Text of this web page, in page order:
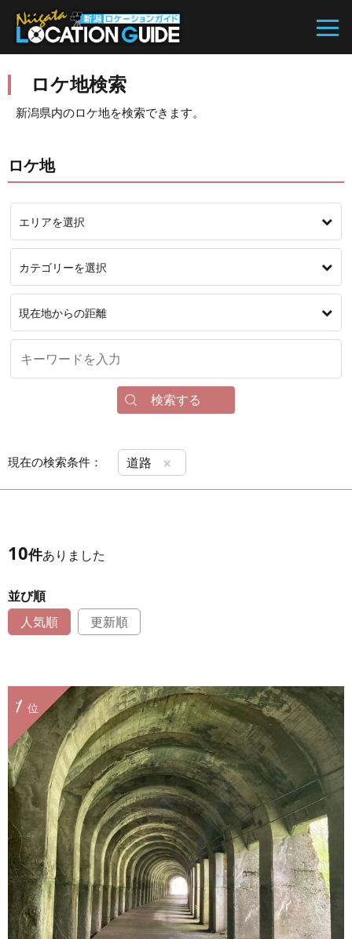
ロケ地検索
新潟県内のロケ地を検索できます。
ロケ地
エリアを選択
カテゴリーを選択
現在地からの距離
検索する
現在の検索条件： 道路 ×
10件ありました
並び順
人気順
更新順
位
1